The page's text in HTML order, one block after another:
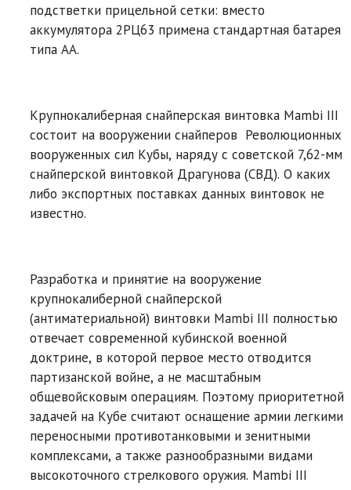
подстветки прицельной сетки: вместо
аккумулятора 2РЦ63 примена стандартная батарея
типа АА.
Крупнокалиберная снайперская винтовка Mambi III
состоит на вооружении снайперов Революционных
вооруженных сил Кубы, наряду с советской 7,62-мм
снайперской винтовкой Драгунова (СВД). О каких
либо экспортных поставках данных винтовок не
известно.
Разработка и принятие на вооружение
крупнокалиберной снайперской
(антиматериальной) винтовки Mambi III полностью
отвечает современной кубинской военной
доктрине, в которой первое место отводится
партизанской войне, а не масштабным
общевойсковым операциям. Поэтому приоритетной
задачей на Кубе считают оснащение армии легкими
переносными противотанковыми и зенитными
комплексами, а также разнообразными видами
высокоточного стрелкового оружия. Mambi III